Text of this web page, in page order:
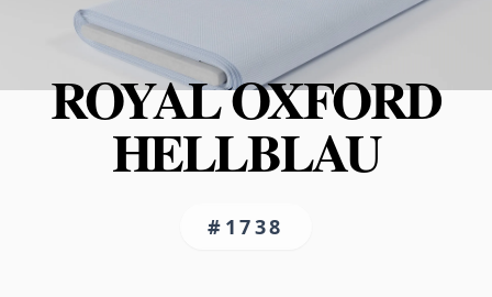
ROYAL OXFORD
HELLBLAU
#1738